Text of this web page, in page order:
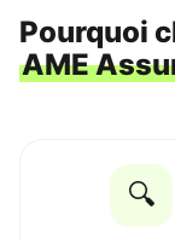
Pourquoi
AME
🔍